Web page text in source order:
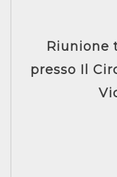
Riunione
presso Il